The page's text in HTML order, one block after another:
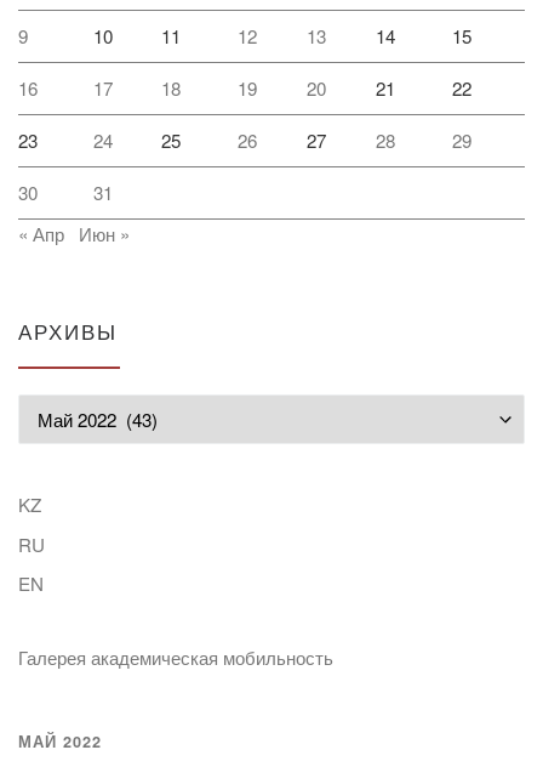
9 10 11 12 13 14 15
16 17 18 19 20 21 22
23 24 25 26 27 28 29
30
31
« Апр
Июн »
АРХИВЫ
KZ
RU
EN
Галерея академическая мобильность
МАЙ 2022